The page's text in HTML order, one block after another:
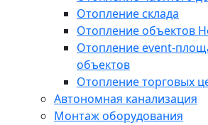
Отопление склада
Отопление объектов
Отопление event-
объектов
Отопление торговых
Автономная канализация
Монтаж оборудования